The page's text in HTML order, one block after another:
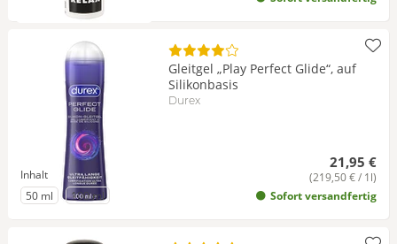
Gleitgel „Play Perfect Glide“, auf
Silikonbasis
Durex
21,95 €
(219,50 € / 1l)
Sofort versandfertig
Inhalt
zu Inhalt
50 ml zu Inhalt
100 ml